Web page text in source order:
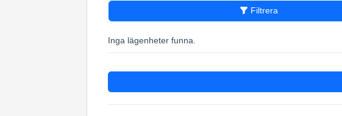
Filtrera
Inga lägenheter funna.